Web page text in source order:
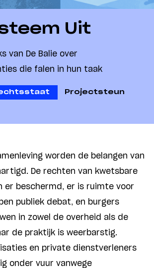
Uit
van De Balie over
die falen in hun taak
Projectsteun
worden de belangen van
De rechten van kwetsbare
er beschermd, er is ruimte voor
publiek debat, en burgers
in zowel de overheid als de
de praktijk is weerbarstig.
en private dienstverleners
onder vuur vanwege